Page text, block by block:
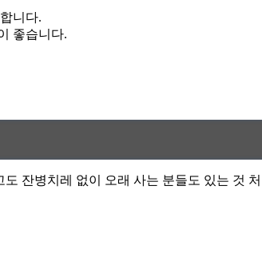
니다.
좋습니다.
잔병치레 없이 오래 사는 분들도 있는 것 처